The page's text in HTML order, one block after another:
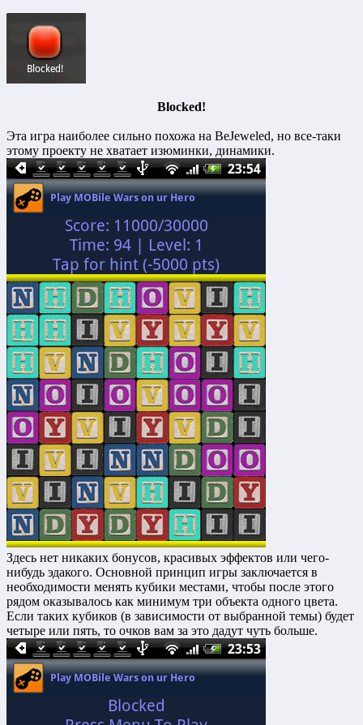
Blocked!
Эта игра наиболее сильно похожа на BeJeweled, но все-таки
этому проекту не хватает изюминки, динамики.
Здесь нет никаких бонусов, красивых эффектов или чего-
нибудь эдакого. Основной принцип игры заключается в
необходимости менять кубики местами, чтобы после этого
рядом оказывалось как минимум три объекта одного цвета.
Если таких кубиков (в зависимости от выбранной темы) будет
четыре или пять, то очков вам за это дадут чуть больше.